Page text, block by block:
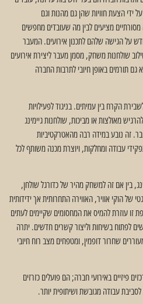
ידי הצעת חוויות שהן גם מהנות וגם
מציעים לבין מה שעובדים מחפשים
על הגישה שלהם לתכנון אירועים. המעבר
שולחנות משחק, מסמן מעבר ליצירת אירועים
תורמים באופן חיובי לתרבות החברה
הקרח בין עמיתים. בניגוד לפעילויות
מאולצות או מביכות, שולחנות גיימינג
זה נובע במידה רבה מהאטרקטיביות
עבודה ומחלקות, ויוצרת מכנה משותף לכל
בין אם זה למשחק מהיר של כדורגל שולחן,
הוקי אוויר, האווירה התחרותית אך ידידותית
זו עוזרת להמיס את המחסומים שקיימים לעתים
לפתוח בשיחות וליצור קשרים חדשים. יתרה
שחרור דופמין, ומטפחים מצב רוח חיובי
פיזיים באירועי חברה; הם פועלים כזרזים
עבודה מגובשת ושיתופית יותר.